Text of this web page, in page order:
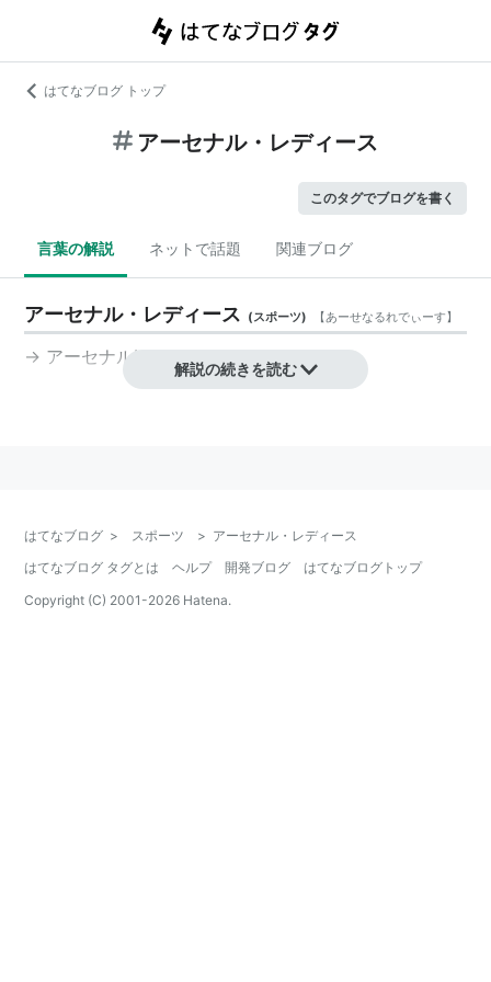
はてなブログ トップ
アーセナル・レディース
このタグでブログを書く
言葉の解説 ネットで話題 関連ブログ
アーセナル・レディース (スポーツ) 【あーせなるれでぃーす】
→ アーセナルLFC
解説の続きを読む
はてなブログ > スポーツ > アーセナル・レディース
はてなブログ タグとは
ヘルプ 開発ブログ
はてなブログトップ
Copyright (C) 2001-2026 Hatena.